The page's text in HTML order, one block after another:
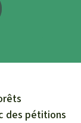
des pétitions